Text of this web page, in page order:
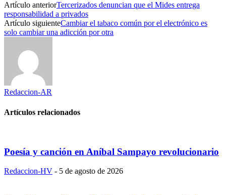
Artículo anteriorTercerizados denuncian que el Mides entrega
responsabilidad a privados
Artículo siguienteCambiar el tabaco común por el electrónico es
solo cambiar una adicción por otra
Redaccion-AR
Artículos relacionados
Poesía y canción en Aníbal Sampayo revolucionario
Redaccion-HV - 5 de agosto de 2026